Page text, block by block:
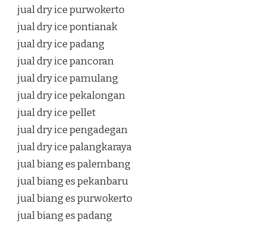
jual dry ice purwokerto
jual dry ice pontianak
jual dry ice padang
jual dry ice pancoran
jual dry ice pamulang
jual dry ice pekalongan
jual dry ice pellet
jual dry ice pengadegan
jual dry ice palangkaraya
jual biang es palembang
jual biang es pekanbaru
jual biang es purwokerto
jual biang es padang